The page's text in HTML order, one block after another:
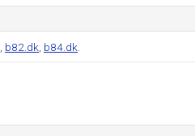
b82.dk b84.dk